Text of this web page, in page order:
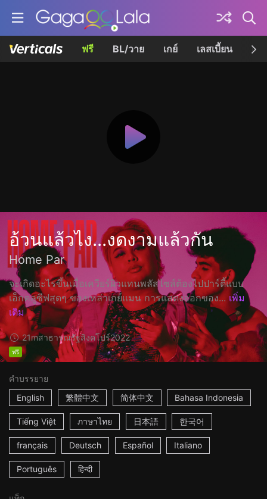
ฟรี BL/วาย เกย์ เลสเบี้ยน เค
อ้วนแล้วไง...งดงามแล้วกัน
Home Par
จะเกิดอะไรขึ้นเมื่อเควียร์ผิวแทนพลัสไซส์ต้องไปปาร์ตี้แบบ
เอ็กคลูซีฟสุดๆ ของเหล่าเกย์แมน การแสดงออกของ... เพิ่ม
เติม
21mสาธารณรัฐสิงคโปร์2022
ฟรี
คำบรรยาย
English
繁體中文 简体中文 Bahasa Indonesia
Tiếng Việt ภาษาไทย 日本語 한국어
français Deutsch Español Italiano
Português हिन्दी